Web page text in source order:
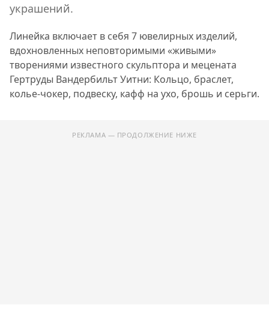
украшений.
Линейка включает в себя 7 ювелирных изделий,
вдохновленных неповторимыми «живыми»
творениями известного скульптора и мецената
Гертруды Вандербильт Уитни: Кольцо, браслет,
колье-чокер, подвеску, кафф на ухо, брошь и серьги.
РЕКЛАМА — ПРОДОЛЖЕНИЕ НИЖЕ